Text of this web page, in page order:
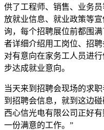
供了工程师、销售、业务
放就业信息、就业政策等
询，每个招聘展位前都围
者详细介绍用工岗位、招
对有意向在家务工人员进
步达成就业意向。
当天来到招聘会现场的求
到招聘会信息，就到这边
西心信光电有限公司正好
一份满意的工作。”